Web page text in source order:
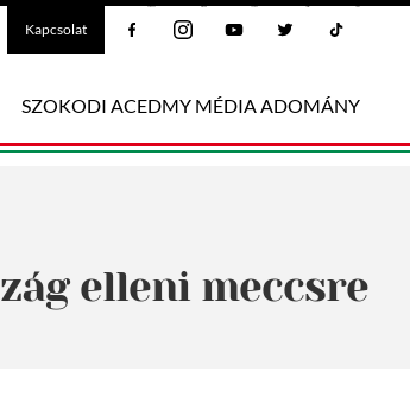
Kapcsolat
SZOKODI ACEDMY MÉDIA ADOMÁNY
elleni meccsre